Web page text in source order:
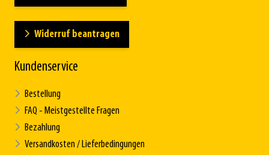
Widerruf beantragen
Kundenservice
Bestellung
FAQ - Meistgestellte Fragen
Bezahlung
Versandkosten / Lieferbedingungen